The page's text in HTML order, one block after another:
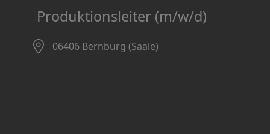
Produktionsleiter (m/w/d)
06406 Bernburg (Saale)